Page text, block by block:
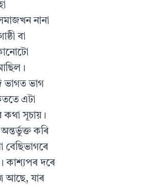
নানা
বা
ভাগত ভাগ
এটা
কথা সূচায়।
কৰি
কাশ্যপৰ দৰে
আছে, যাৰ